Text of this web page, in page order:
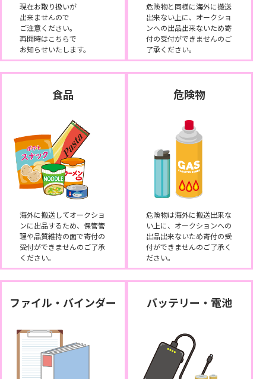
現在お取り扱いが
出来ませんので
ご注意ください。
再開時はこちらで
お知らせいたします。
危険物と同様に海外に搬送
出来ない上に、オークショ
ンへの出品出来ないため寄
付の受付ができませんのご
了承ください。
食品
海外に搬送してオークショ
ンに出品するため、保管管
理や品質維持の面で寄付の
受付ができませんのご了承
ください。
危険物
危険物は海外に搬送出来な
い上に、オークションへの
出品出来ないため寄付の受
付ができませんのご了承く
ださい。
ファイル・バインダー バッテリー・電池